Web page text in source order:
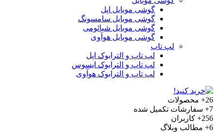
گوشی موبایل اپل
گوشی موبایل سامسونگ
گوشی موبایل شیائومی
گوشی موبایل هوآوی
لپ تاپ
لپ تاپ و الترابوک اپل
لپ تاپ و الترابوک ایسوس
لپ تاپ و الترابوک هوآوی
26+
محصولات
7+
سفارشات تکمیل شده
256+
کاربران
6+
مطالب وبلاگ